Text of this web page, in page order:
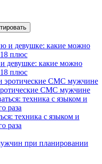
девушке: какие можно
плюс
СМС мужчине
техника с языком и
раза
при планировании